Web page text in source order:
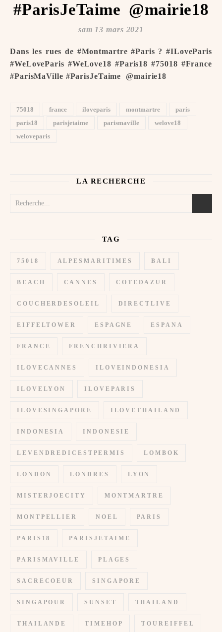
#ParisJeTaime ️ @mairie18
sam 13 mars 2021
Dans les rues de #Montmartre #Paris ? #ILoveParis
#WeLoveParis #WeLove18 #Paris18 #75018 #France
#ParisMaVille #ParisJeTaime ️ @mairie18
75018 france iloveparis montmartre
paris
paris18
parisjetaime parismaville
welove18
weloveparis
LA RECHERCHE
TAG
75018 ALPESMARITIMES BALI
BEACH CANNES COTEDAZUR
COUCHERDESOLEIL DIRECTLIVE
EIFFELTOWER ESPAGNE ESPANA
FRANCE FRENCHRIVIERA
ILOVECANNES ILOVEINDONESIA
ILOVELYON ILOVEPARIS
ILOVESINGAPORE ILOVETHAILAND
INDONESIA INDONESIE
LEVENDREDICESTPERMIS LOMBOK
LONDON LONDRES LYON
MISTERJOECITY MONTMARTRE
MONTPELLIER NOEL PARIS
PARIS18 PARISJETAIME
PARISMAVILLE PLAGES
SACRECOEUR SINGAPORE
SINGAPOUR SUNSET THAILAND
THAILANDE TIMEHOP TOUREIFFEL